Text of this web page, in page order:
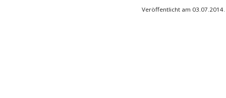
Veröffentlicht am 03.07.2014.